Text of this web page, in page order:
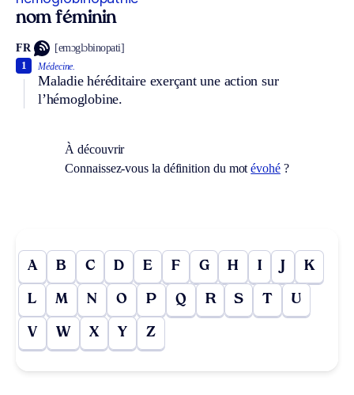
nom féminin
FR [emɔglɔbinopati]
Médecine.
Maladie héréditaire exerçant une action sur
l’hémoglobine.
1
À découvrir
Connaissez-vous la définition du motévohé?
A B C D E F G H I J K
L M N O P Q R S T U
V W X Y Z